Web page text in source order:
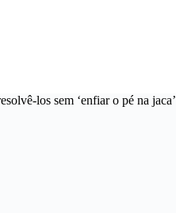
los sem ‘enfiar o pé na jaca’